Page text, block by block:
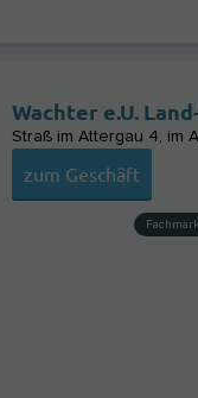
Straß im Attergau 4 im
zum Geschäft